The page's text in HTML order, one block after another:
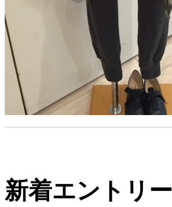
新着エントリー